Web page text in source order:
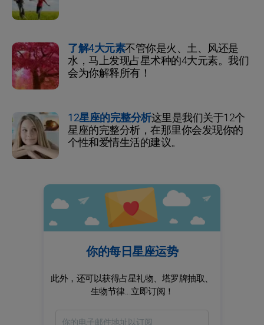
了解4大元素不管你是火、土、风还是
水，马上发现占星术种的4大元素。我们
会为你解释所有！
12星座的完整分析这里是我们关于12个
星座的完整分析，在那里你会发现你的
个性和爱情生活的建议。
你的每日星座运势
此外，还可以获得占星礼物、塔罗牌抽取、
生物节律...立即订阅！